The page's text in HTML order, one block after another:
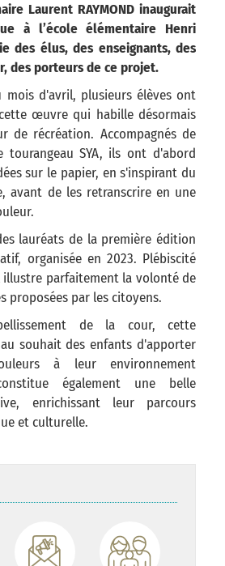
Laurent RAYMOND inaugurait
à l’école élémentaire Henri
des élus, des enseignants, des
des porteurs de ce projet.
mois d'avril, plusieurs élèves ont
œuvre qui habille désormais
de récréation. Accompagnés de
SYA, ils ont d'abord
sur le papier, en s'inspirant du
avant de les retranscrire en une
lauréats de la première édition
organisée en 2023. Plébiscité
parfaitement la volonté de
proposées par les citoyens.
de la cour, cette
souhait des enfants d'apporter
à leur environnement
également une belle
enrichissant leur parcours
et culturelle.